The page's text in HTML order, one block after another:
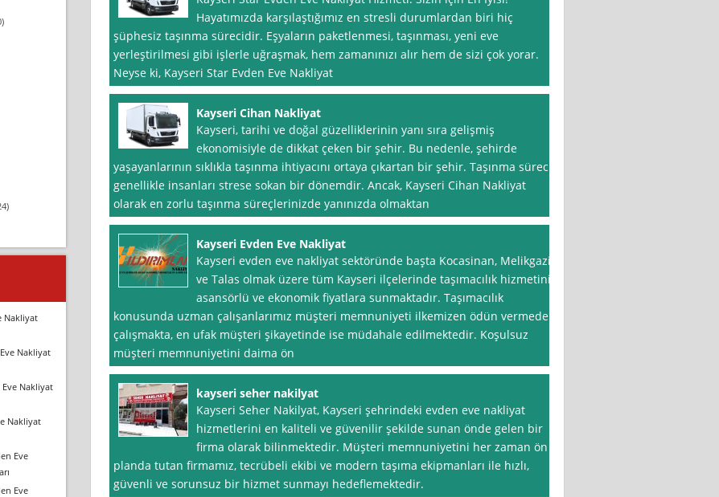
Hayatımızda karşılaştığımız en stresli durumlardan biri hiç
şüphesiz taşınma sürecidir. Eşyaların paketlenmesi, taşınması, yeni eve
yerleştirilmesi gibi işlerle uğraşmak, hem zamanınızı alır hem de sizi çok yorar.
Neyse ki, Kayseri Star Evden Eve Nakliyat
Kayseri Cihan Nakliyat
Kayseri, tarihi ve doğal güzelliklerinin yanı sıra gelişmiş
ekonomisiyle de dikkat çeken bir şehir. Bu nedenle, şehirde
yaşayanlarının sıklıkla taşınma ihtiyacını ortaya çıkartan bir şehir. Taşınma süreci,
genellikle insanları strese sokan bir dönemdir. Ancak, Kayseri Cihan Nakliyat
olarak en zorlu taşınma süreçlerinizde yanınızda olmaktan
Kayseri Evden Eve Nakliyat
Kayseri evden eve nakliyat sektöründe başta Kocasinan, Melikgazi
ve Talas olmak üzere tüm Kayseri ilçelerinde taşımacılık hizmetini
asansörlü ve ekonomik fiyatlara sunmaktadır. Taşımacılık
konusunda uzman çalışanlarımız müşteri memnuniyeti ilkemizen ödün vermeden
çalışmakta, en ufak müşteri şikayetinde ise müdahale edilmektedir. Koşulsuz
müşteri memnuniyetini daima ön
kayseri seher nakilyat
Kayseri Seher Nakilyat, Kayseri şehrindeki evden eve nakliyat
hizmetlerini en kaliteli ve güvenilir şekilde sunan önde gelen bir
firma olarak bilinmektedir. Müşteri memnuniyetini her zaman ön
planda tutan firmamız, tecrübeli ekibi ve modern taşıma ekipmanları ile hızlı,
güvenli ve sorunsuz bir hizmet sunmayı hedeflemektedir.
Nakliyat
Nakliyat
Nakliyat
Nakliyat
Eve
Eve